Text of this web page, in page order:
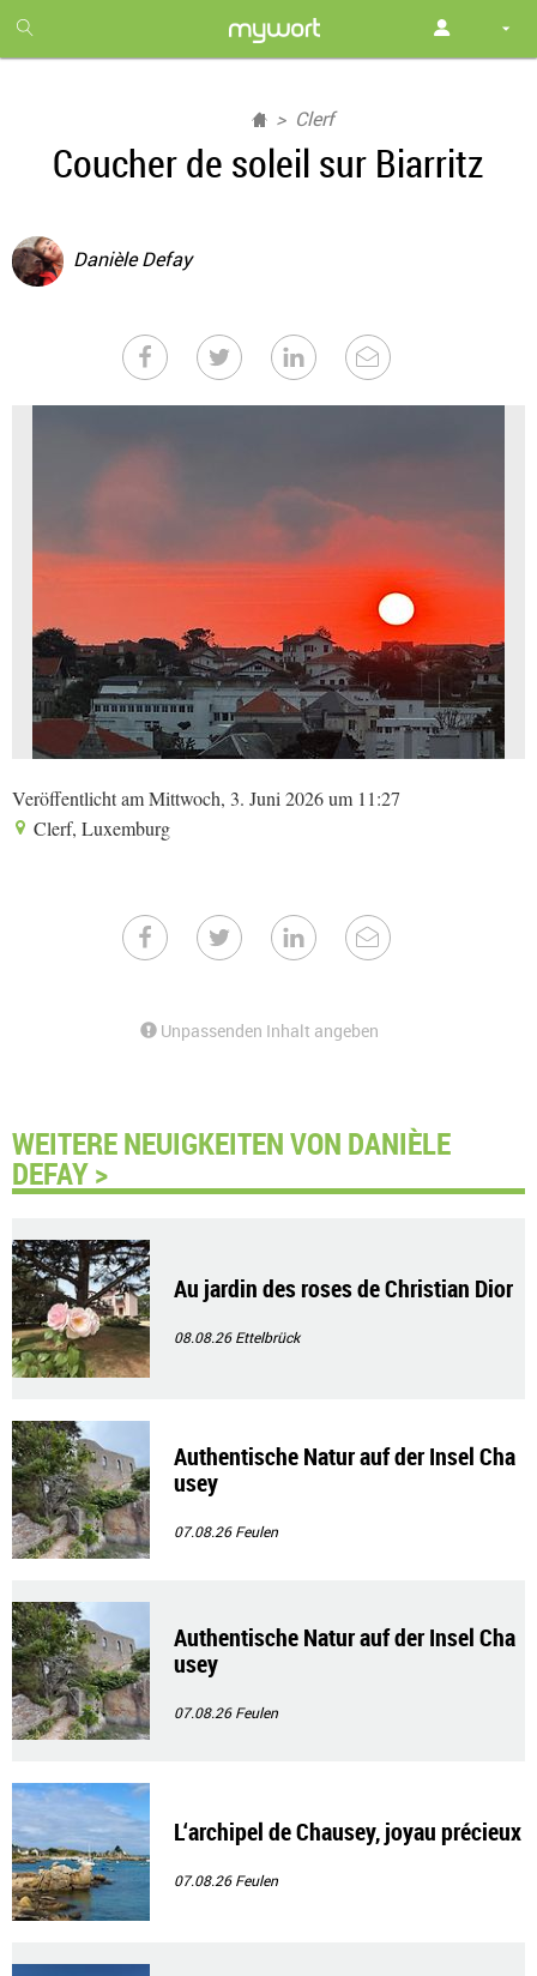
month
free
Clerf
Coucher de soleil sur Biarritz
Danièle Defay
Veröffentlicht am Mittwoch, 3. Juni 2026 um 11:27
Clerf, Luxemburg
Unpassenden Inhalt angeben
WEITERE NEUIGKEITEN VON DANIÈLE
DEFAY >
Au jardin des roses de Christian Dior
08.08.26Ettelbrück
Authentische Natur auf der Insel Cha
usey
07.08.26Feulen
Authentische Natur auf der Insel Cha
usey
07.08.26Feulen
L‘archipel de Chausey, joyau précieux
07.08.26Feulen